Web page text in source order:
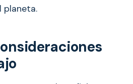
planeta.